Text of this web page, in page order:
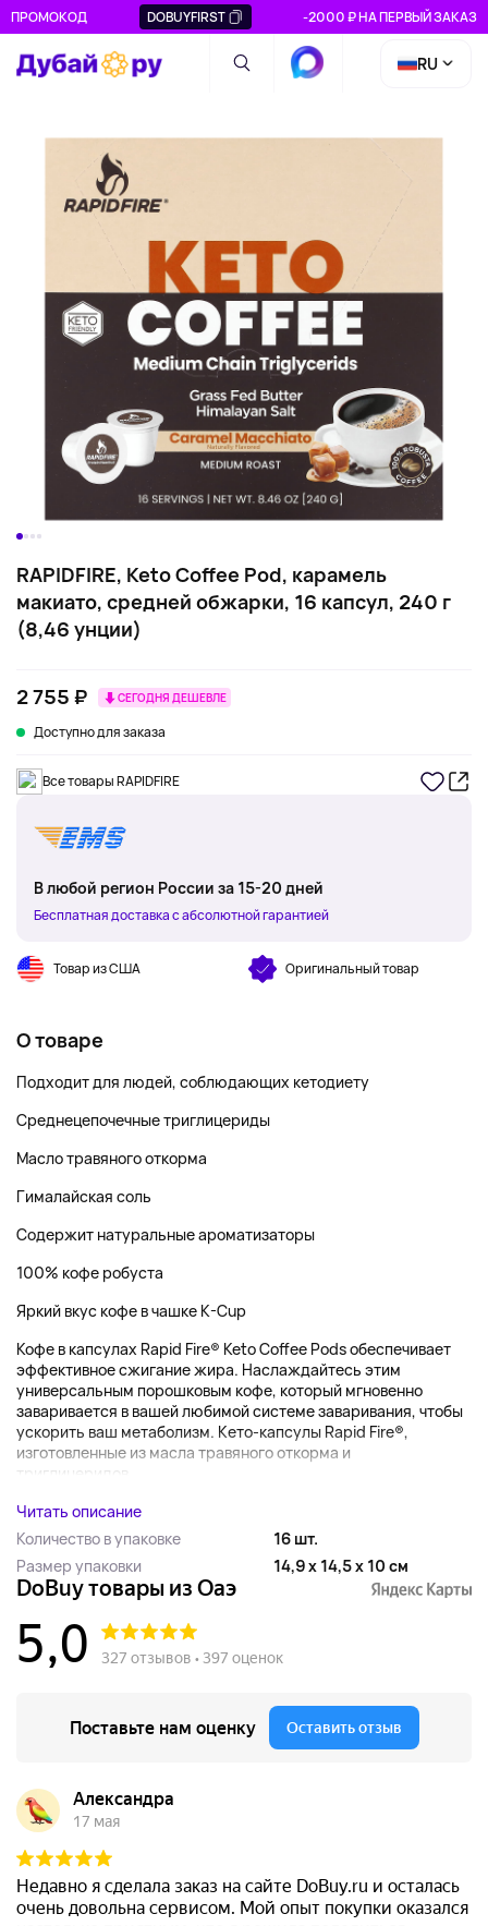
ПРОМОКОД DOBUYFIRST -2000 ₽ НА ПЕРВЫЙ ЗАКАЗ
RU
RAPIDFIRE, Keto Coffee Pod, карамель
макиато, средней обжарки, 16 капсул, 240 г
(8,46 унции)
2 755 ₽ СЕГОДНЯ ДЕШЕВЛЕ
Доступно для заказа
Все товары RAPIDFIRE
В любой регион России за 15-20 дней
Бесплатная доставка с абсолютной гарантией
Товар из США Оригинальный товар
О товаре
Подходит для людей, соблюдающих кетодиету
Среднецепочечные триглицериды
Масло травяного откорма
Гималайская соль
Содержит натуральные ароматизаторы
100% кофе робуста
Яркий вкус кофе в чашке K-Cup
Кофе в капсулах Rapid Fire® Keto Coffee Pods обеспечивает
эффективное сжигание жира. Наслаждайтесь этим
универсальным порошковым кофе, который мгновенно
заваривается в вашей любимой системе заваривания, чтобы
ускорить ваш метаболизм. Кето-капсулы Rapid Fire®,
изготовленные из масла травяного откорма и
триглицеридов...
Читать описание
Количество в упаковке
16 шт.
Размер упаковки
14,9 x 14,5 x 10 см